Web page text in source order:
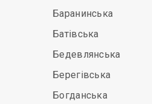
Баранинська
Батівська
Бедевлянська
Берегівська
Богданська